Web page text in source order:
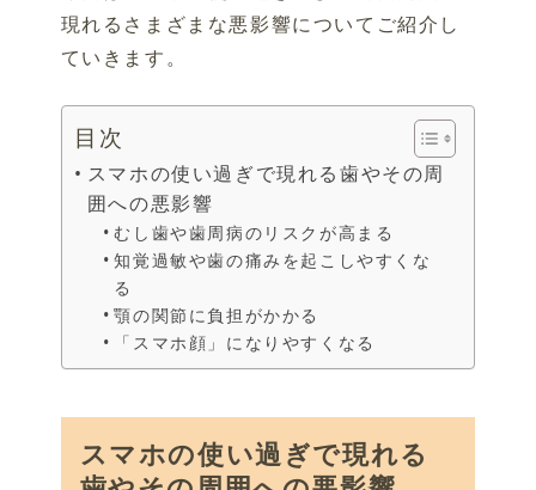
現れるさまざまな悪影響についてご紹介し
ていきます。
目次
スマホの使い過ぎで現れる歯やその周
囲への悪影響
むし歯や歯周病のリスクが高まる
知覚過敏や歯の痛みを起こしやすくな
る
顎の関節に負担がかかる
「スマホ顔」になりやすくなる
スマホの使い過ぎで現れる